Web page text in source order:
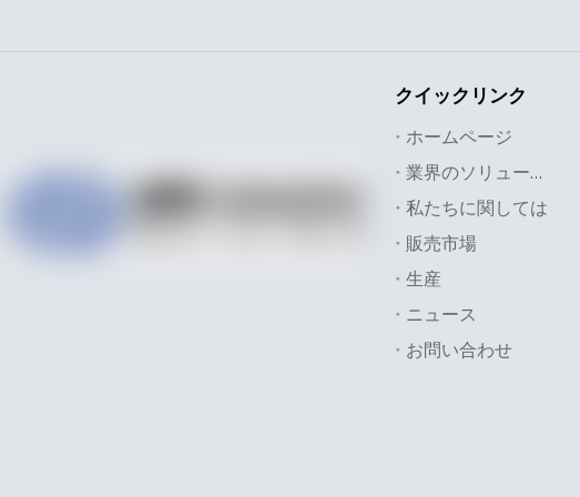
クイックリンク
ホームページ
業界のソリューション
私たちに関しては
販売市場
生産
ニュース
お問い合わせ